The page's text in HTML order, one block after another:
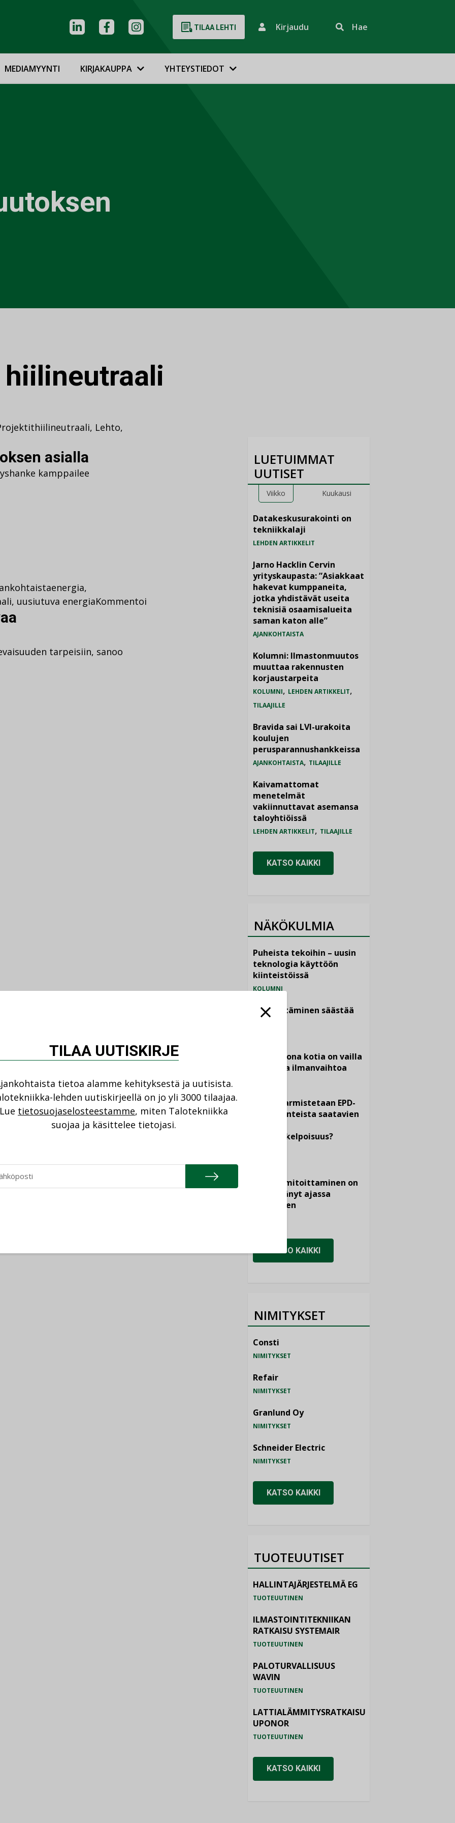
TILAA LEHTI Kirjaudu Hae
MEDIAMYYNTI KIRJAKAUPPA YHTEYSTIEDOT
hiilineutraali
hiilineutraali, Lehto,
asialla
kamppailee
energia,
, uusiutuva energiaKommentoi
tarpeisiin, sanoo
LUETUIMMAT
UUTISET
Viikko Kuukausi
Datakeskusurakointi on
tekniikkalaji
LEHDEN ARTIKKELIT
Jarno Hacklin Cervin
yrityskaupasta: ”Asiakkaat
hakevat kumppaneita,
jotka yhdistävät useita
teknisiä osaamisalueita
saman katon alle”
AJANKOHTAISTA
Kolumni: Ilmastonmuutos
muuttaa rakennusten
korjaustarpeita
KOLUMNI, LEHDEN ARTIKKELIT,
TILAAJILLE
Bravida sai LVI-urakoita
koulujen
perusparannushankkeissa
AJANKOHTAISTA, TILAAJILLE
Kaivamattomat
menetelmät
vakiinnuttavat asemansa
taloyhtiöissä
LEHDEN ARTIKKELIT, TILAAJILLE
KATSO KAIKKI
NÄKÖKULMIA
Puheista tekoihin – uusin
teknologia käyttöön
kiinteistöissä
KOLUMNI
Sähköistäminen säästää
Yli miljoona kotia on vailla
toimivaa ilmanvaihtoa
Miten varmistetaan EPD-
dokumenteista saatavien
vertailukelpoisuus?
viemärimitoittaminen on
jämähtänyt ajassa
paikalleen
KATSO KAIKKI
NIMITYKSET
Consti
NIMITYKSET
Refair
NIMITYKSET
Granlund Oy
NIMITYKSET
Schneider Electric
NIMITYKSET
KATSO KAIKKI
TUOTEUUTISET
HALLINTAJÄRJESTELMÄ EG
TUOTEUUTINEN
ILMASTOINTITEKNIIKAN
RATKAISU SYSTEMAIR
TUOTEUUTINEN
PALOTURVALLISUUS
WAVIN
TUOTEUUTINEN
LATTIALÄMMITYSRATKAISU
UPONOR
TUOTEUUTINEN
KATSO KAIKKI
TILAA UUTISKIRJE
tietoa alamme kehityksestä ja uutisista.
lehden uutiskirjeellä on jo yli 3000 tilaajaa.
Lue tietosuojaselosteestamme, miten Talotekniikka
suojaa ja käsittelee tietojasi.